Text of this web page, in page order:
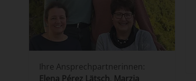
Ihre Ansprechpartnerinnen:
Elena Pérez Lätsch, Marzia